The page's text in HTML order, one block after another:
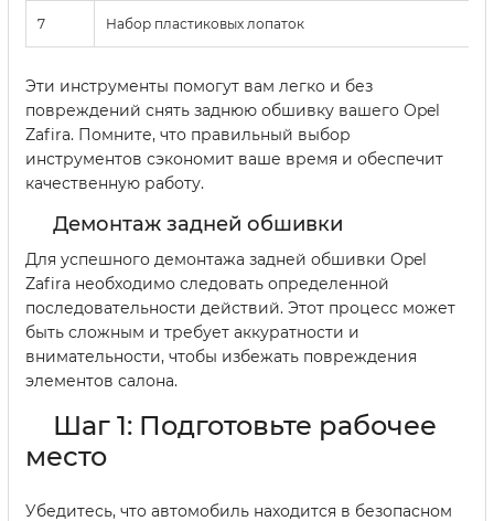
7 Набор пластиковых лопаток
Эти инструменты помогут вам легко и без
повреждений снять заднюю обшивку вашего Opel
Zafira. Помните, что правильный выбор
инструментов сэкономит ваше время и обеспечит
качественную работу.
Демонтаж задней обшивки
Для успешного демонтажа задней обшивки Opel
Zafira необходимо следовать определенной
последовательности действий. Этот процесс может
быть сложным и требует аккуратности и
внимательности, чтобы избежать повреждения
элементов салона.
Шаг 1: Подготовьте рабочее
место
Убедитесь, что автомобиль находится в безопасном